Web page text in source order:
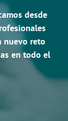
desde
nuevo reto
en todo el